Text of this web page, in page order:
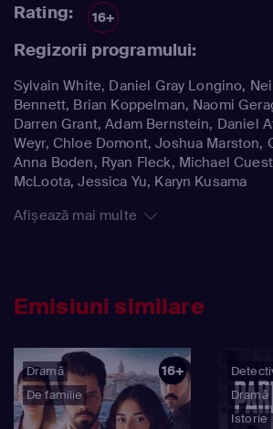
Rating: 16+
Regizorii programului:
Sylvain White, Daniel Gray Longino,
Bennett, Brian Koppelman, Naomi
Darren Grant, Adam Bernstein, Daniel
Weyr, Chloe Domont, Joshua Marston,
Anna Boden, Ryan Fleck, Michael
McLoota, Jessica Yu, Karyn Kusama
Afișează mai multe
Emisiuni similare
Dramă
De familie
16+
Dramă
Istorie